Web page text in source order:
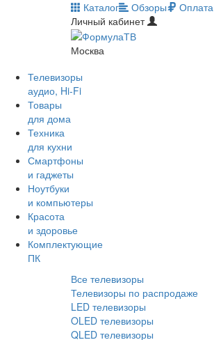
Каталог Обзоры Оплата
Личный кабинет
Москва
Телевизоры
аудио, Hi-Fi
Товары
для дома
Техника
для кухни
Смартфоны
и гаджеты
Ноутбуки
и компьютеры
Красота
и здоровье
Комплектующие
ПК
Все телевизоры
Телевизоры по распродаже
LED телевизоры
OLED телевизоры
QLED телевизоры